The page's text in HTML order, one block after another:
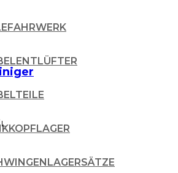
FAHRWERK
5
L